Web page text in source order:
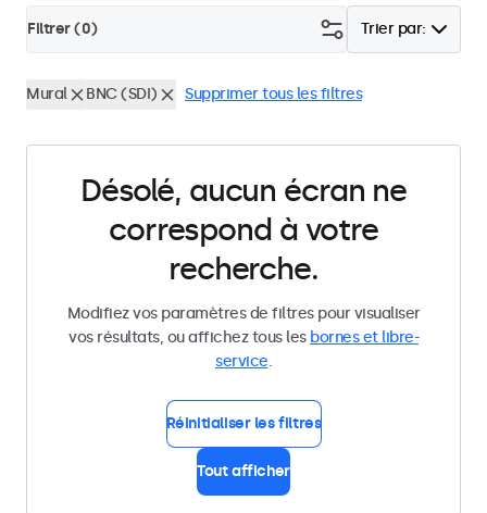
Trier par:
Filtrer (0)
Mural BNC (SDI) Supprimer tous les filtres
Désolé, aucun écran ne
correspond à votre
recherche.
Modifiez vos paramètres de filtres pour visualiser
vos résultats, ou affichez tous les bornes et libre-
service.
Réinitialiser les filtres
Tout afficher